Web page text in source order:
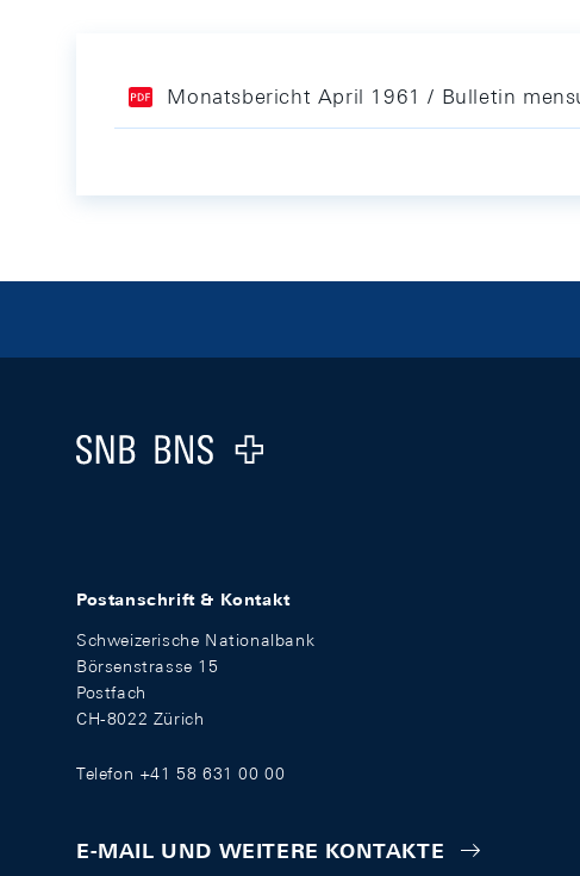
Monatsbericht April 1961 / Bulletin
Logo
Postanschrift & Kontakt
Schweizerische Nationalbank
Börsenstrasse 15
Postfach
CH-8022 Zürich
Telefon +41 58 631 00 00
E-MAIL UND WEITERE KONTAKTE